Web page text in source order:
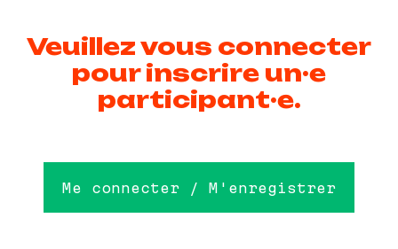
Veuillez vous connecter
pour inscrire un·e
participant·e.
Me connecter / M'enregistrer